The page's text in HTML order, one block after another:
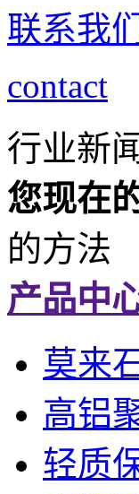
联系我们
contact
行业新
您现在
的方法
产品中
莫来
高铝
轻质